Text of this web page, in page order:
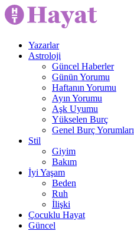
Yazarlar
Astroloji
Güncel Haberler
Günün Yorumu
Haftanın Yorumu
Ayın Yorumu
Aşk Uyumu
Yükselen Burç
Genel Burç Yorumları
Stil
Giyim
Bakım
İyi Yaşam
Beden
Ruh
İlişki
Çocuklu Hayat
Güncel